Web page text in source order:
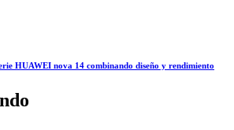
HUAWEI nova 14 combinando diseño y rendimiento